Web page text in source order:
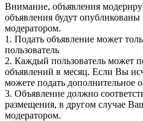
Внимание, объявления
объявления будут опубликованы
модератором.
1. Подать объявление может
пользователь
2. Каждый пользователь может
объявлений в месяц. Если Вы
можете подать дополнительное
3. Объявление должно
размещения, в другом случае
модератором.